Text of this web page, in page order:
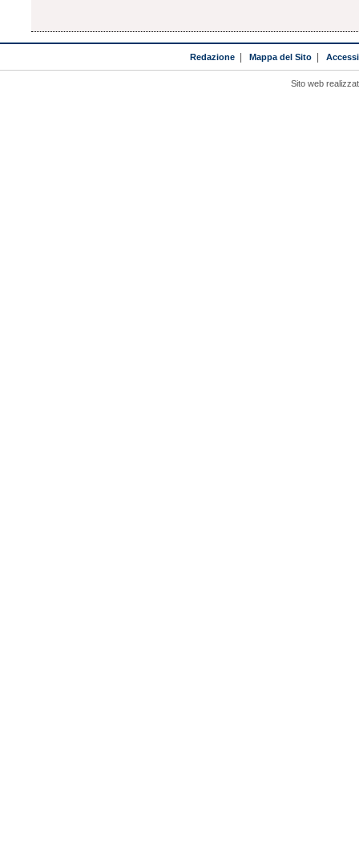
Redazione| Mappa del Sito|
Sito web